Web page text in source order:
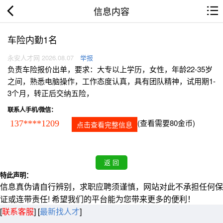
信息内容
车险内勤1名
永安人才网 2026.08.07 举报
负责车险报价出单，要求：大专以上学历，女性，年龄22-35岁
之间，熟悉电脑操作，工作态度认真，具有团队精神，试用期1-
3个月，转正后交纳五险，
联系人手机/微信：
137****1209 点击查看完整信息 (查看需要80金币)
特此声明：
信息真伪请自行辨别，求职应聘须谨慎，网站对此不承担任何保
证或连带责任! 希望我们的平台能为您带来更多的便利！
[联系客服] [最新找人才]